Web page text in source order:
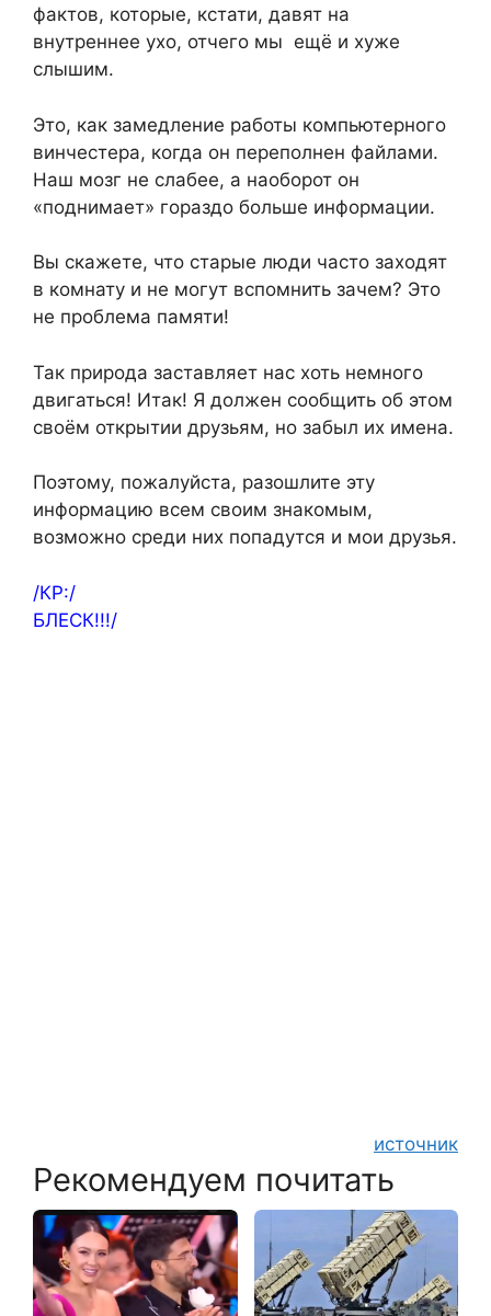
фактов, которые, кстати, давят на
внутреннее ухо, отчего мы ещё и хуже
слышим.
Это, как замедление работы компьютерного
винчестера, когда он переполнен файлами.
Наш мозг не слабее, а наоборот он
«поднимает» гораздо больше информации.
Вы скажете, что старые люди часто заходят
в комнату и не могут вспомнить зачем? Это
не проблема памяти!
Так природа заставляет нас хоть немного
двигаться! Итак! Я должен сообщить об этом
своём открытии друзьям, но забыл их имена.
Поэтому, пожалуйста, разошлите эту
информацию всем своим знакомым,
возможно среди них попадутся и мои друзья.
/КР:/
БЛЕСК!!!/
источник
Рекомендуем почитать